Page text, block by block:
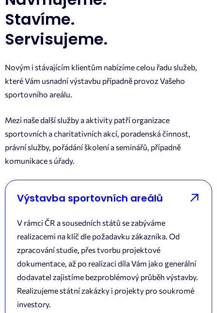
Stavíme.
Servisujeme.
Novým i stávajícím klientům nabízíme celou řadu služeb,
které Vám usnadní výstavbu případně provozVašeho
sportovního areálu.
Mezi naše další služby a aktivity patří organizace
sportovních a charitativních akcí, poradenská činnost,
právní služby, pořádání školení a seminářů, případně
komunikace s úřady.
Výstavba sportovních areálů
V rámci ČR a sousedních států se zabýváme
realizacemi na klíč dle požadavku zákazníka. Od
zpracování studie, přes tvorbu projektové
dokumentace, až po realizaci díla Vám jako generální
dodavatel zajistíme bezproblémový průběh výstavby.
Realizujeme státní zakázky i projekty pro soukromé
investory.